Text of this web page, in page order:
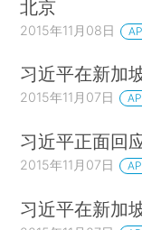
北京
2015年11月08日
习近平在新加
2015年11月07日
习近平正面回
2015年11月07日
习近平在新加